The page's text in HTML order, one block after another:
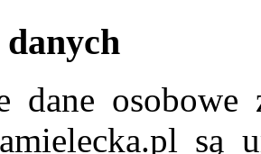
dane osobowe
są